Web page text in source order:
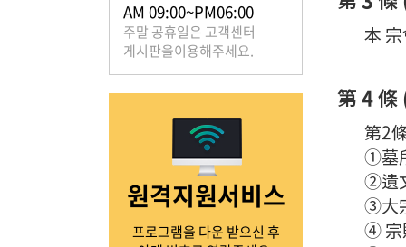
열린마당
은진송씨의 전달 사항을
AM 09:00~PM06:00
주말 공휴일은 고객센터
게시판을이용해주세요.
원격지원서비스
프로그램을 다운 받으신 후
本
第 4 條
第2
①墓
②遺
③大
④ 宗